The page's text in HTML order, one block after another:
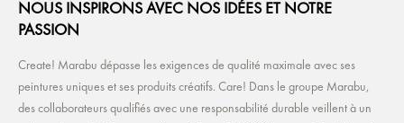
NOUS INSPIRONS AVEC NOS IDÉES ET NOTRE
PASSION
Create! Marabu dépasse les exigences de qualité maximale avec ses
peintures uniques et ses produits créatifs. Care! Dans le groupe Marabu,
des collaborateurs qualifiés avec une responsabilité durable veillent à un